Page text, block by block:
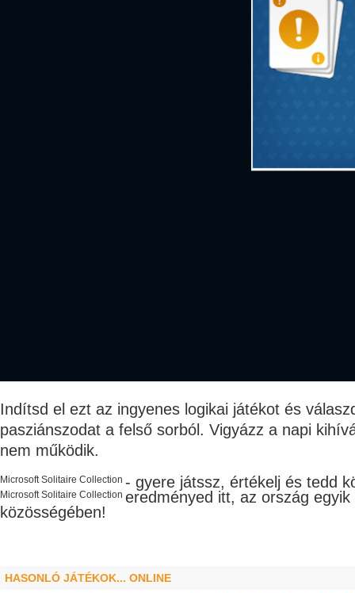
Indítsd el ezt az ingyenes logikai játékot és
pasziánszodat a felső sorból. Vigyázz a napi
nem működik.
Microsoft Solitaire Collection - gyere játssz, értékelj és tedd
eredményed itt, az ország egyik
Microsoft Solitaire Collection
közösségében!
HASONLÓ JÁTÉKOK... ONLINE